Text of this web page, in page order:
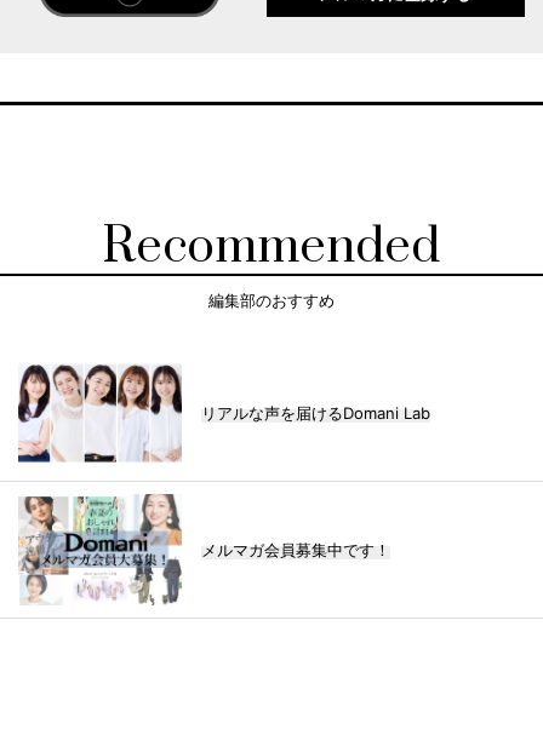
Recommended
編集部のおすすめ
リアルな声を届けるDomani Lab
メルマガ会員募集中です！